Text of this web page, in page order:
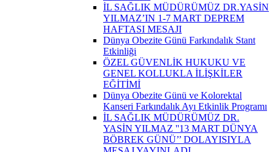
İL SAĞLIK MÜDÜRÜMÜZ DR.YASİN
YILMAZ’IN 1-7 MART DEPREM
HAFTASI MESAJI
Dünya Obezite Günü Farkındalık Stant
Etkinliği
ÖZEL GÜVENLİK HUKUKU VE
GENEL KOLLUKLA İLİŞKİLER
EĞİTİMİ
Dünya Obezite Günü ve Kolorektal
Kanseri Farkındalık Ayı Etkinlik Programı
İL SAĞLIK MÜDÜRÜMÜZ DR.
YASİN YILMAZ ''13 MART DÜNYA
BÖBREK GÜNÜ’’ DOLAYISIYLA